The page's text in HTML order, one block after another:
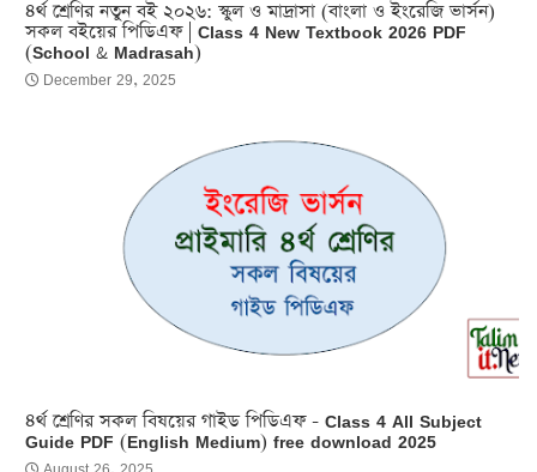
৪র্থ শ্রেণির নতুন বই ২০২৬: স্কুল ও মাদ্রাসা (বাংলা ও ইংরেজি ভার্সন)
সকল বইয়ের পিডিএফ | Class 4 New Textbook 2026 PDF
(School & Madrasah)
December 29, 2025
৪র্থ শ্রেণির সকল বিষয়ের গাইড পিডিএফ - Class 4 All Subject
Guide PDF (English Medium) free download 2025